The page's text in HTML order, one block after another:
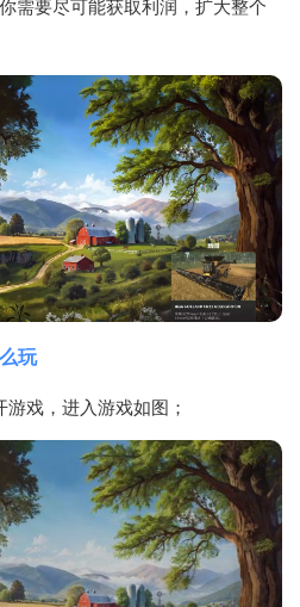
需要尽可能获取利润，扩大整个
玩
戏，进入游戏如图；